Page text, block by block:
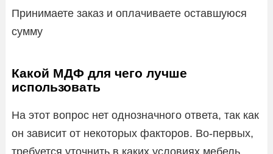
Принимаете заказ и оплачиваете оставшуюся
сумму
Какой МДФ для чего лучше
использовать
На этот вопрос нет однозначного ответа, так как
он зависит от некоторых факторов. Во-первых,
требуется уточнить в каких условиях мебель